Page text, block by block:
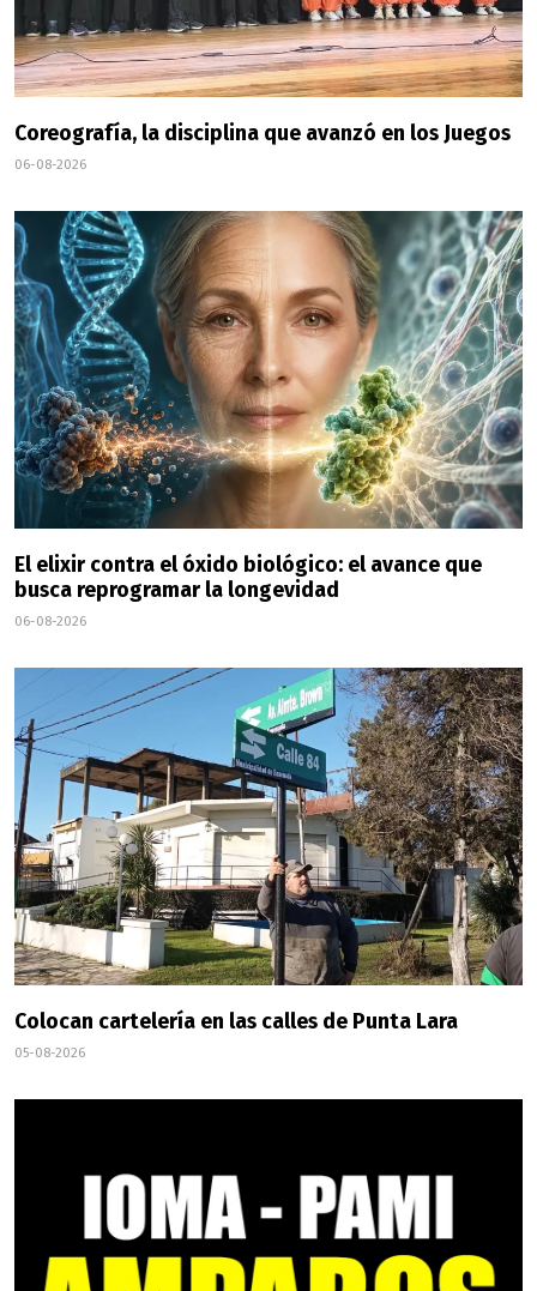
Coreografía, la disciplina que avanzó en los Juegos
06-08-2026
El elixir contra el óxido biológico: el avance que
busca reprogramar la longevidad
06-08-2026
Colocan cartelería en las calles de Punta Lara
05-08-2026